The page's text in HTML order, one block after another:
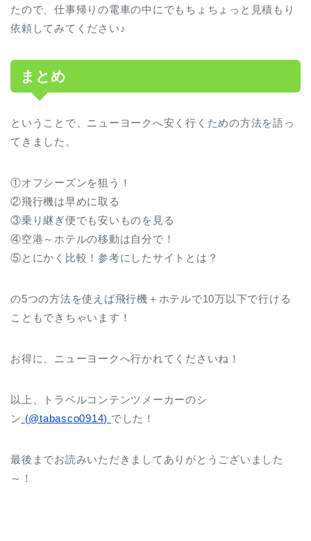
たので、仕事帰りの電車の中にでもちょちょっと見積もり
依頼してみてください♪
まとめ
ということで、ニューヨークへ安く行くための方法を語っ
てきました。
①オフシーズンを狙う！
②飛行機は早めに取る
③乗り継ぎ便でも安いものを見る
④空港～ホテルの移動は自分で！
⑤とにかく比較！参考にしたサイトとは？
の5つの方法を使えば飛行機＋ホテルで10万以下で行ける
こともできちゃいます！
お得に、ニューヨークへ行かれてくださいね！
以上、トラベルコンテンツメーカーのシ
ン (@tabasco0914) でした！
最後までお読みいただきましてありがとうございました
～！